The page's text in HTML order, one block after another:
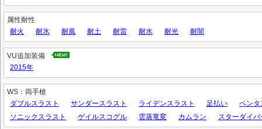
属性耐性
耐火
耐氷 耐風 耐土 耐雷 耐水 耐光 耐闇
VU追加装備
2015年
WS：両手槍
ダブルスラスト
サンダースラスト ライデンスラスト 足払い
ペンタ
ソニックスラスト
ゲイルスコグル 雲蒸竜変 カムラン スターダイバ